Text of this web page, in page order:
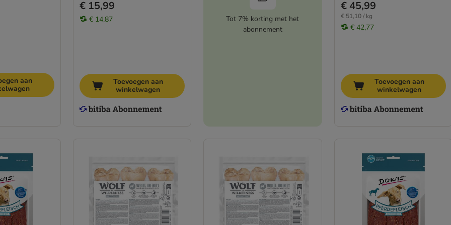
aan
€ 15,99
€ 14,87
Toevoegen aan
winkelwagen
Tot 7% korting met het
abonnement
€ 45,99
€ 51,10 / kg
€ 42,77
Toevoegen aan
winkelwagen